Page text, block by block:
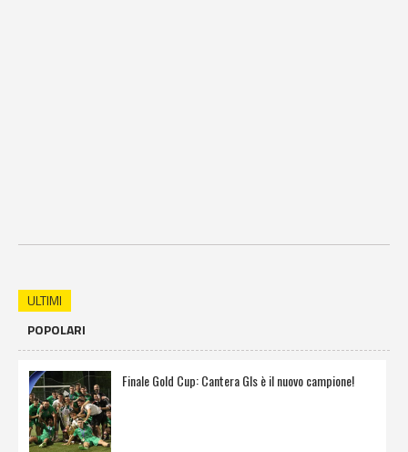
ULTIMI
POPOLARI
Finale Gold Cup: Cantera Gls è il nuovo campione!